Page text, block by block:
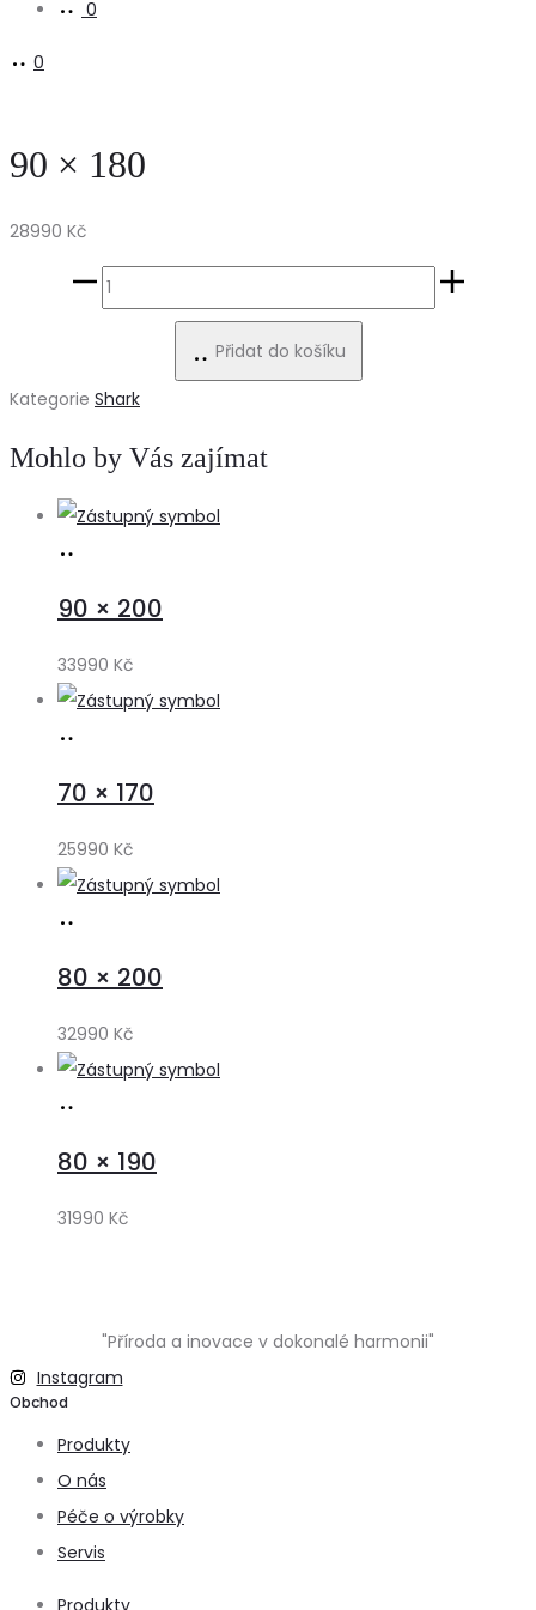
0
0
90 × 180
28990 Kč
90
množství
Přidat do košíku
Kategorie Shark
Mohlo by Vás zajímat
košíku
90 × 200
33990 Kč
košíku
70 × 170
25990 Kč
košíku
80 × 200
32990 Kč
košíku
80 × 190
31990 Kč
"Příroda a inovace v dokonalé harmonii"
Instagram
Obchod
Produkty
O nás
Péče o výrobky
Servis
Produkty